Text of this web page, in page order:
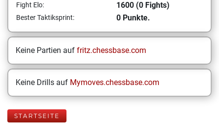
Fight Elo: 1600 (0 Fights)
Bester Taktiksprint: 0 Punkte.
Keine Partien auf fritz.chessbase.com
Keine Drills auf Mymoves.chessbase.com
STARTSEITE